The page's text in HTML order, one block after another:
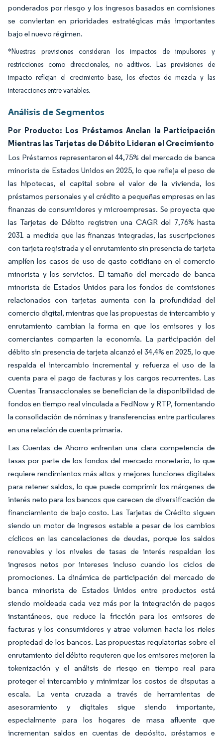
ponderados por riesgo y los ingresos basados en comisiones
se conviertan en prioridades estratégicas más importantes
bajo el nuevo régimen.
*Nuestras previsiones consideran los impactos de impulsores y
restricciones como direccionales, no aditivos. Las previsiones de
impacto reflejan el crecimiento base, los efectos de mezcla y las
interacciones entre variables.
Análisis de Segmentos
Por Producto: Los Préstamos Anclan la Participación
Mientras las Tarjetas de Débito Lideran el Crecimiento
Los Préstamos representaron el 44,75% del mercado de banca
minorista de Estados Unidos en 2025, lo que refleja el peso de
las hipotecas, el capital sobre el valor de la vivienda, los
préstamos personales y el crédito a pequeñas empresas en las
finanzas de consumidores y microempresas. Se proyecta que
las Tarjetas de Débito registren una CAGR del 7,76% hasta
2031 a medida que las finanzas integradas, las suscripciones
con tarjeta registrada y el enrutamiento sin presencia de tarjeta
amplíen los casos de uso de gasto cotidiano en el comercio
minorista y los servicios. El tamaño del mercado de banca
minorista de Estados Unidos para los fondos de comisiones
relacionados con tarjetas aumenta con la profundidad del
comercio digital, mientras que las propuestas de intercambio y
enrutamiento cambian la forma en que los emisores y los
comerciantes comparten la economía. La participación del
débito sin presencia de tarjeta alcanzó el 34,4% en 2025, lo que
respalda el intercambio incremental y refuerza el uso de la
cuenta para el pago de facturas y los cargos recurrentes. Las
Cuentas Transaccionales se benefician de la disponibilidad de
fondos en tiempo real vinculada a FedNow y RTP, fomentando
la consolidación de nóminas y transferencias entre particulares
en una relación de cuenta primaria.
Las Cuentas de Ahorro enfrentan una clara competencia de
tasas por parte de los fondos del mercado monetario, lo que
requiere rendimientos más altos y mejores funciones digitales
para retener saldos, lo que puede comprimir los márgenes de
interés neto para los bancos que carecen de diversificación de
financiamiento de bajo costo. Las Tarjetas de Crédito siguen
siendo un motor de ingresos estable a pesar de los cambios
cíclicos en las cancelaciones de deudas, porque los saldos
renovables y los niveles de tasas de interés respaldan los
ingresos netos por intereses incluso cuando los ciclos de
promociones. La dinámica de participación del mercado de
banca minorista de Estados Unidos entre productos está
siendo moldeada cada vez más por la integración de pagos
instantáneos, que reduce la fricción para los emisores de
facturas y los consumidores y atrae volumen hacia los rieles
propiedad de los bancos. Las propuestas regulatorias sobre el
enrutamiento del débito requieren que los emisores mejoren la
tokenización y el análisis de riesgo en tiempo real para
proteger el intercambio y minimizar los costos de disputas a
escala. La venta cruzada a través de herramientas de
asesoramiento y digitales sigue siendo importante,
especialmente para los hogares de masa afluente que
incrementan saldos en cuentas de depósito, préstamos e